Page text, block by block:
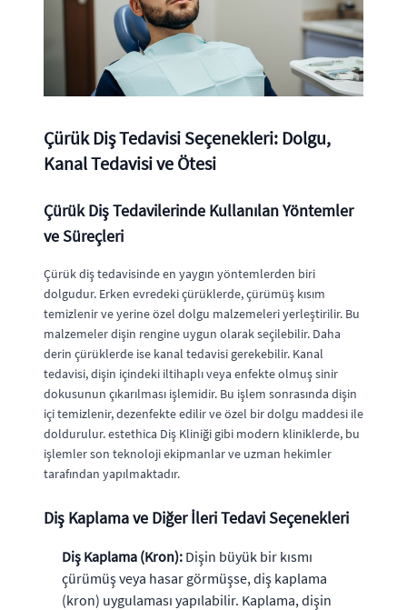
Çürük Diş Tedavisi Seçenekleri: Dolgu,
Kanal Tedavisi ve Ötesi
Çürük Diş Tedavilerinde Kullanılan Yöntemler
ve Süreçleri
Çürük diş tedavisinde en yaygın yöntemlerden biri
dolgudur. Erken evredeki çürüklerde, çürümüş kısım
temizlenir ve yerine özel dolgu malzemeleri yerleştirilir. Bu
malzemeler dişin rengine uygun olarak seçilebilir. Daha
derin çürüklerde ise kanal tedavisi gerekebilir. Kanal
tedavisi, dişin içindeki iltihaplı veya enfekte olmuş sinir
dokusunun çıkarılması işlemidir. Bu işlem sonrasında dişin
içi temizlenir, dezenfekte edilir ve özel bir dolgu maddesi ile
doldurulur. estethica Diş Kliniği gibi modern kliniklerde, bu
işlemler son teknoloji ekipmanlar ve uzman hekimler
tarafından yapılmaktadır.
Diş Kaplama ve Diğer İleri Tedavi Seçenekleri
Diş Kaplama (Kron): Dişin büyük bir kısmı
çürümüş veya hasar görmüşse, diş kaplama
(kron) uygulaması yapılabilir. Kaplama, dişin